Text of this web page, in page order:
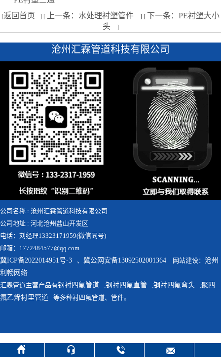
[返回首页 ] [ 上一条：水处理衬塑管件 ] [ 下一条：PE衬塑大小
头
]
沧州汇霖管道科技有限公司
公司名称 : 沧州汇霖管道科技有限公司
公司地址 : 河北沧州盐山开发区
电话：刘经理13323171959(微信同号)
邮箱：1772484577@qq.com
冀ICP备2022014951号-3
、 冀公网安备13092502001364 网站建设： 沧州
利畅网络
汇霖管道主营产品有钢衬四氟管道 钢衬四氟直管 钢衬四氟弯头
聚四
氟乙烯衬里管道
等多种衬四氟管道、管件。
   